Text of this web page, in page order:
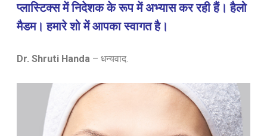
प्लास्टिक्स में निदेशक के रूप में अभ्यास कर रही हैं। हैलो
मैडम। हमारे शो में आपका स्वागत है।
Dr. Shruti Handa – धन्यवाद.